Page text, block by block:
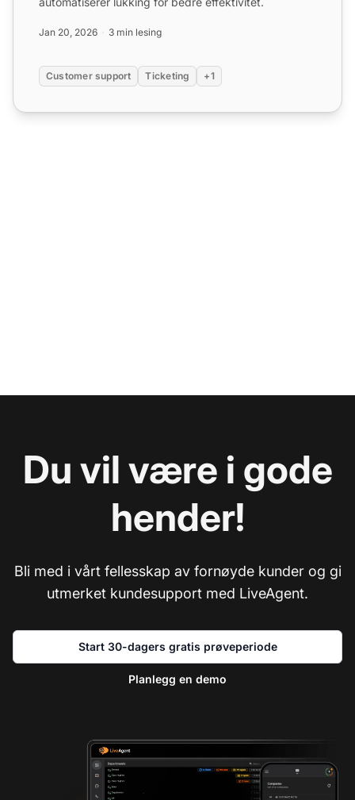
Jan 20, 2026 3 min lesing
Customer support Ticketing +1
Du vil være i gode
hender!
Bli med i vårt fellesskap av fornøyde kunder og gi
utmerket kundesupport med LiveAgent.
Start 30-dagers gratis prøveperiode
Planlegg en demo